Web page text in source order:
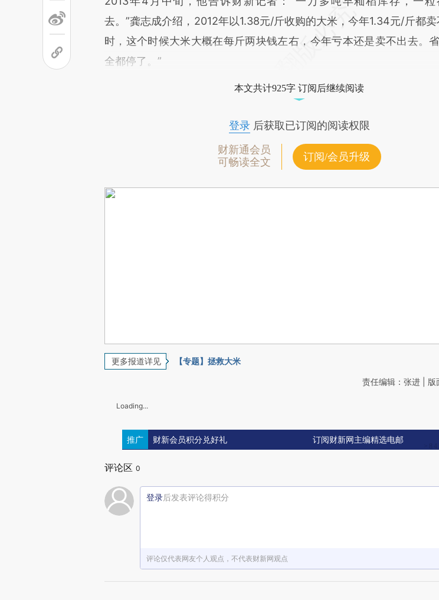
去。”龚志成介绍，2012年以1.38元/斤收购的大米，今年1.34元/斤都卖
时，这个时候大米大概在每斤两块钱左右，今年亏本还是卖不出去。
全都停了。”
本文共计925字 订阅后继续阅读
登录后获取已订阅的阅读权限
财新通会员
可畅读全文
订阅/会员升级
更多报道详见 【专题】拯救大米
责任编辑：张进 | 版
Loading...
推广 财新会员积分兑好礼 订阅财新网主编精选电邮
评论区 0
登录后发表评论得积分
评论仅代表网友个人观点，不代表财新网观点